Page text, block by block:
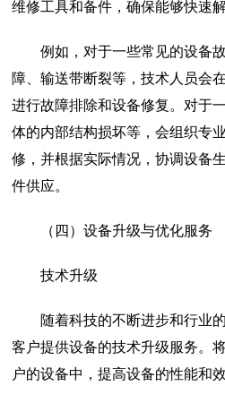
维修工具和备件，确保能够快速解
例如，对于一些常见的设备
障、输送带断裂等，技术人员会
进行故障排除和设备修复。对于
体的内部结构损坏等，会组织专
修，并根据实际情况，协调设备
件供应。
（四）设备升级与优化服务
技术升级
随着科技的不断进步和行业
客户提供设备的技术升级服务。
户的设备中，提高设备的性能和效